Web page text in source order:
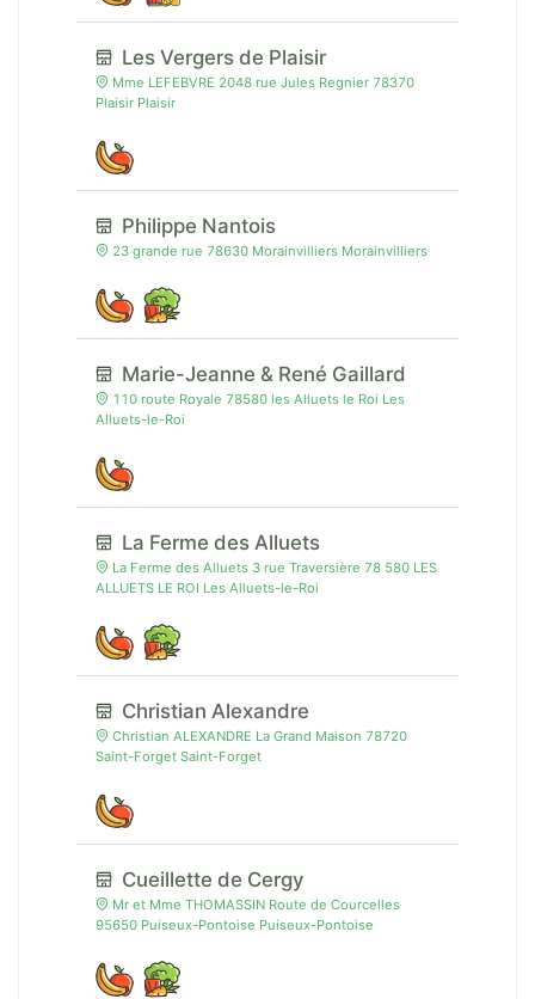
Les Vergers de Plaisir
Mme LEFEBVRE 2048 rue Jules Regnier 78370
Plaisir Plaisir
Philippe Nantois
23 grande rue 78630 Morainvilliers Morainvilliers
Marie-Jeanne & René Gaillard
110 route Royale 78580 les Alluets le Roi Les
Alluets-le-Roi
La Ferme des Alluets
La Ferme des Alluets 3 rue Traversière 78 580 LES
ALLUETS LE ROI Les Alluets-le-Roi
Christian Alexandre
Christian ALEXANDRE La Grand Maison 78720
Saint-Forget Saint-Forget
Cueillette de Cergy
Mr et Mme THOMASSIN Route de Courcelles
95650 Puiseux-Pontoise Puiseux-Pontoise